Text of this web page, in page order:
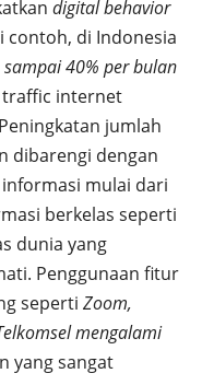
digital behavior
contoh, di Indonesia
40% per bulan
traffic internet
jumlah
dibarengi dengan
mulai dari
berkelas seperti
dunia yang
Penggunaan fitur
seperti Zoom,
mengalami
yang sangat